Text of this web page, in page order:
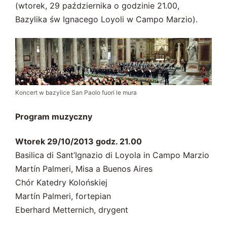
(wtorek, 29 października o godzinie 21.00,
Bazylika św Ignacego Loyoli w Campo Marzio).
Koncert w bazylice San Paolo fuori le mura
Program muzyczny
Wtorek 29/10/2013 godz. 21.00
Basilica di Sant’Ignazio di Loyola in Campo Marzio
Martín Palmeri, Misa a Buenos Aires
Chór Katedry Kolońskiej
Martín Palmeri, fortepian
Eberhard Metternich, drygent